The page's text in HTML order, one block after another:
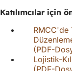
Katılımcılar için
RMCC'de
PDF-
Lojistik-
PDF-